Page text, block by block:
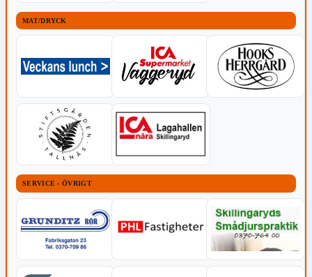
MAT/DRYCK
SERVICE - ÖVRIGT